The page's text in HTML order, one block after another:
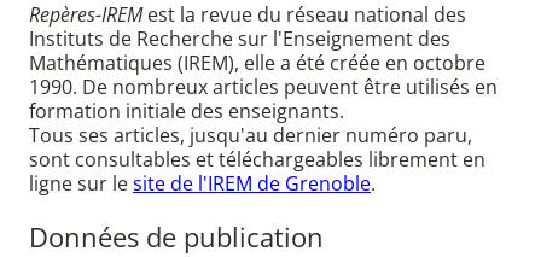
Repères-IREMest la revue du réseau national des
Instituts de Recherche sur l'Enseignement des
Mathématiques (IREM), elle a été créée en octobre
1990. De nombreux articles peuvent être utilisés en
formation initiale des enseignants.
Tous ses articles, jusqu'au dernier numéro paru,
sont consultables et téléchargeables librement en
ligne sur lesite de l'IREM de Grenoble.
Données de publication